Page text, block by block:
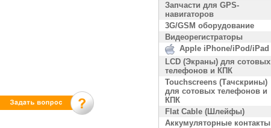
Запчасти для GPS-
навигаторов
3G/GSM оборудование
Видеорегистраторы
Apple iPhone/iPod/iPad
LCD (Экраны) для сотовых
телефонов и КПК
Touchscreens (Тачскрины)
для сотовых телефонов и
КПК
Flat Cable (Шлейфы)
Аккумуляторные контакты